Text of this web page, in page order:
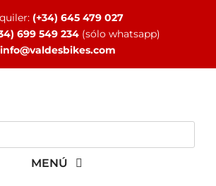
(+34) 645 479 027
699 549 234 (sólo whatsapp)
info@valdesbikes.com
MENÚ